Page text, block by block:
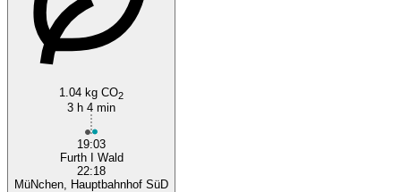
1.04 kg CO2
3 h 4 min
19:03
Furth I Wald
22:18
MüNchen, Hauptbahnhof SüD